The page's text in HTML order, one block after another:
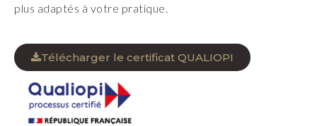
plus adaptés à votre pratique.
Télécharger le certificat QUALIOPI